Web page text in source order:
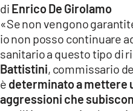
LACPLAY.IT
LACTV.IT
LACONAIR.IT
LACITYMAG.IT
di Enrico De Girolamo
«Se non vengono
io non posso continuare
sanitario a questo tipo di
Battistini, commissario
è determinato a mettere
aggressioni che